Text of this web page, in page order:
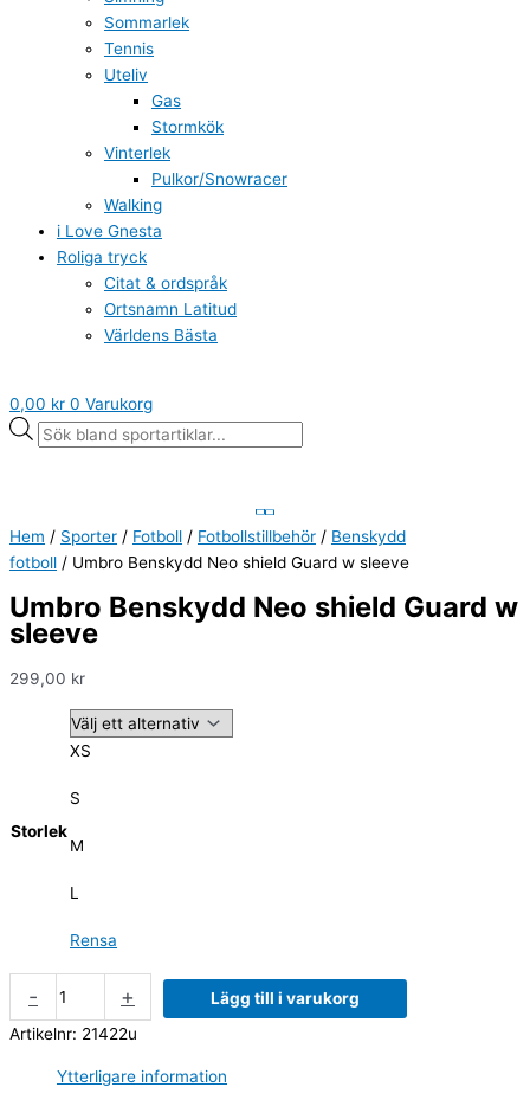
Sommarlek
Tennis
Uteliv
Gas
Stormkök
Vinterlek
Pulkor/Snowracer
Walking
i Love Gnesta
Roliga tryck
Citat & ordspråk
Ortsnamn Latitud
Världens Bästa
0,00 kr 0 Varukorg
Hem / Sporter / Fotboll / Fotbollstillbehör / Benskydd
fotboll / Umbro Benskydd Neo shield Guard w sleeve
Umbro Benskydd Neo shield Guard w
sleeve
299,00 kr
Storlek
XS
S
M
L
Rensa
- +
Lägg till i varukorg
Artikelnr: 21422u
Ytterligare information